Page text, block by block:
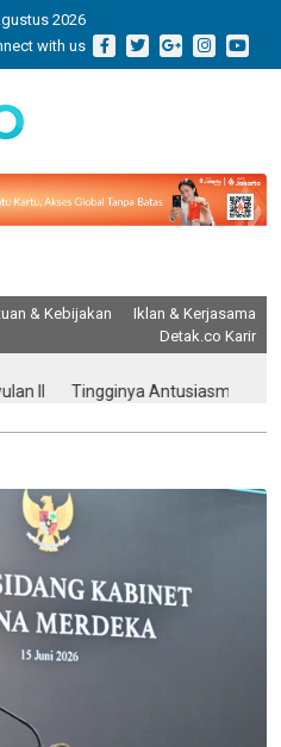
2026
with us
& Kebijakan
Iklan & Kerjasama
Detak.co Karir
Tingginya Antusiasme, Ratusan